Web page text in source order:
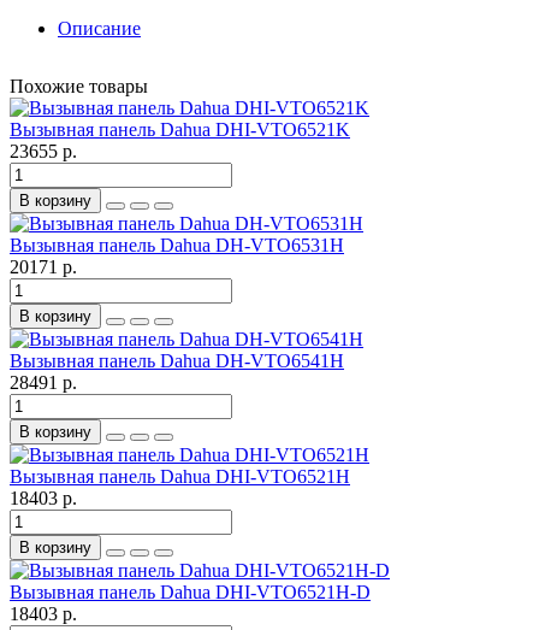
Описание
Похожие товары
Вызывная панель Dahua DHI-VTO6521K
23655 р.
В корзину
Вызывная панель Dahua DH-VTO6531H
20171 р.
В корзину
Вызывная панель Dahua DH-VTO6541H
28491 р.
В корзину
Вызывная панель Dahua DHI-VTO6521H
18403 р.
В корзину
Вызывная панель Dahua DHI-VTO6521H-D
18403 р.